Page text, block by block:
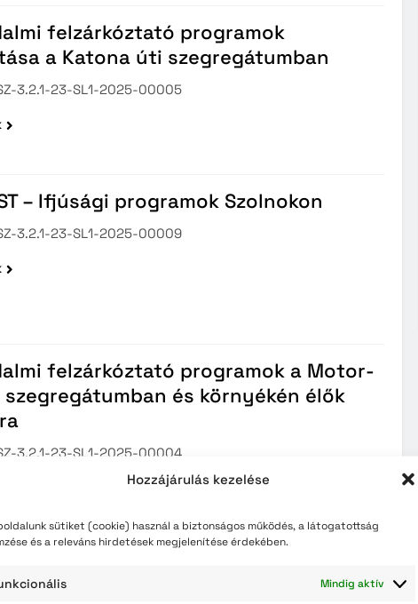
Hozzájárulás kezelése
sütiket (cookie) használ a biztonságos működés, a látogatottság
és a releváns hirdetések megjelenítése érdekében.
Mindig aktív
felzárkóztató programok
a Katona úti szegregátumban
3.2.1-23-SL1-2025-00005
– Ifjúsági programok Szolnokon
3.2.1-23-SL1-2025-00009
felzárkóztató programok a Motor-
és környékén élők
3.2.1-23-SL1-2025-00004
felzárkóztató programok
az Üteg és a Búzavirág utcák
élők számára